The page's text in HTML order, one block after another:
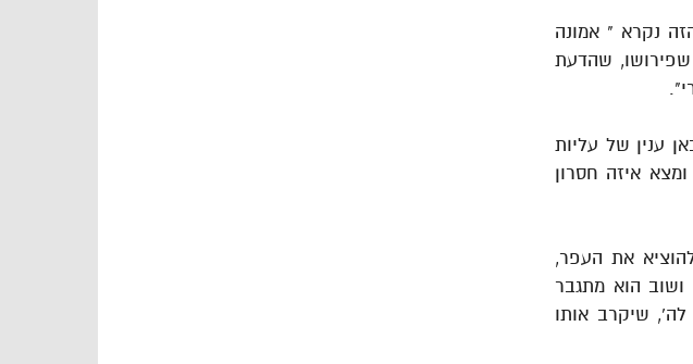
נקרא " אמונה
שהדעת
ענין של עליות
איזה חסרון
את העפר,
הוא מתגבר
שיקרב אותו